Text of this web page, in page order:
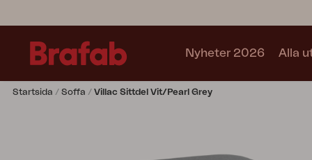
Nyheter 2026 Alla
Startsida Soffa Villac Sittdel Vit/Pearl Grey